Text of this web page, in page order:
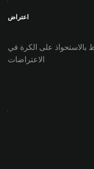
اعتراض
بالاستحواذ على الكرة في
الاعتراضات